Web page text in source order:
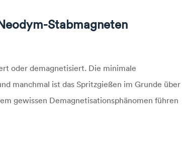
Stabmagneten
oder demagnetisiert. Die minimale
manchmal ist das Spritzgießen im Grunde über
gewissen Demagnetisationsphänomen führen